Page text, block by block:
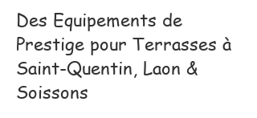
Des Equipements de
Prestige pour Terrasses à
Saint-Quentin, Laon &
Soissons